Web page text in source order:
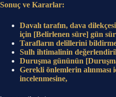
Sonuç ve Kararlar:
Davalı tarafın, dava
için [Belirlenen süre] gün
Tarafların delillerini
Sulh ihtimalinin
Duruşma gününün
Gerekli önlemlerin
incelenmesine,